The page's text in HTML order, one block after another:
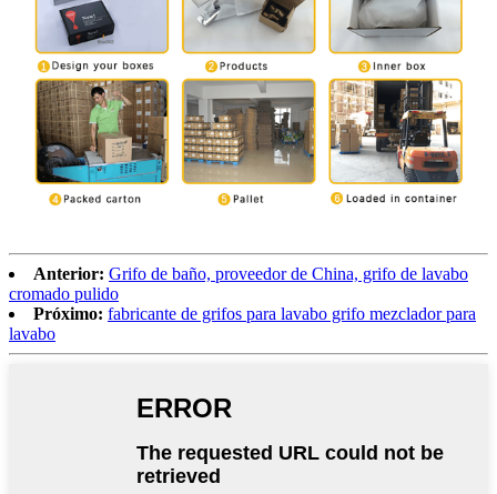
Anterior: Grifo de baño, proveedor de China, grifo de lavabo
cromado pulido
Próximo: fabricante de grifos para lavabo grifo mezclador para
lavabo